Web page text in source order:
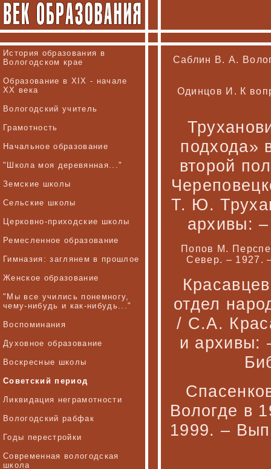
История образования в
Вологодском крае
Образование в XIX - начале
XX века
Вологодский учитель
Грамотность
Начальное образование
"Школа моя деревянная..."
Земские школы
Сельские школы
Церковно-приходские школы
Ремесленное образование
Гимназия: заглянем в прошлое
Женское образование
"Мы все учились понемногу,
чему-нибудь и как-нибудь..."
Воспоминания
Духовное образование
Воскресные школы
Советский период
Ликвидация неграмотности
Вологодский рабфак
Годы перестройки
Современная вологодская
школа
Саблин В. А.
Одинцов И. К
подхода»
второй
Т. Ю.
архивы:
Попов М.
Север. – 1927.
отдел
/ С.А.
и архивы:
Вологде в
1999. –